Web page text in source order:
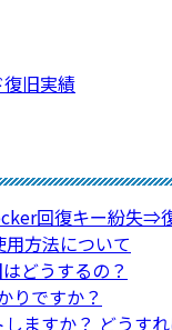
旧実績
回復キー紛失⇒
方法について
どうするの？
りですか？
ますか？ どうす